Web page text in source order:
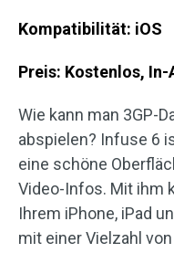
Kompatibilität: iOS
Preis: Kostenlos,
Wie kann man 3GP-
abspielen? Infuse 6
eine schöne
Video-Infos. Mit ihm
Ihrem iPhone, iPad
mit einer Vielzahl